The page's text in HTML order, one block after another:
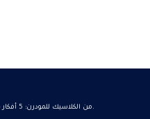
من الكلاسيك للمودرن: 5 أفكار في ديكور مفاتيح الكهرباء الحديثة بـدايه من 500 جنيه.